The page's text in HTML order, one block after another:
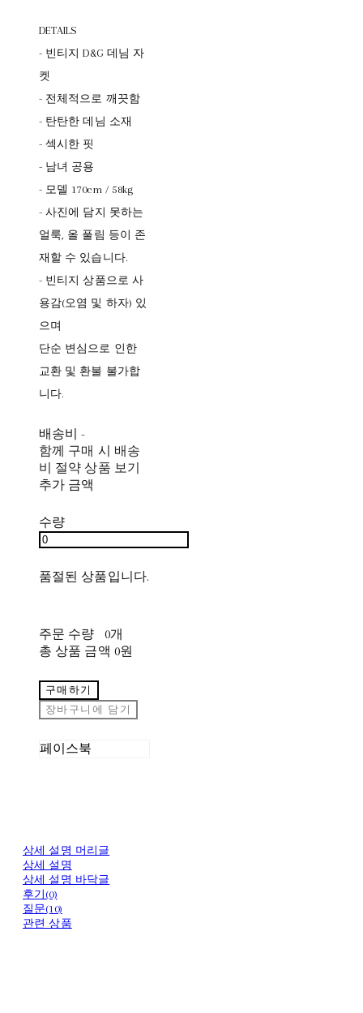
DETAILS
- 빈티지 D&G 데님 자
켓
- 전체적으로 깨끗함
- 탄탄한 데님 소재
- 섹시한 핏
- 남녀 공용
- 모델 170cm / 58kg
- 사진에 담지 못하는
얼룩, 올 풀림 등이 존
재할 수 있습니다.
- 빈티지 상품으로 사
용감(오염 및 하자) 있
으며
단순 변심으로 인한
교환 및 환불 불가합
니다.
배송비-
함께 구매 시 배송
비 절약 상품 보기
추가 금액
수량
품절된 상품입니다.
주문 수량
0개
총 상품 금액 0원
구매하기
장바구니에 담기
페이스북
상세 설명 머리글
상세 설명
상세 설명 바닥글
후기(0)
질문(10)
관련 상품